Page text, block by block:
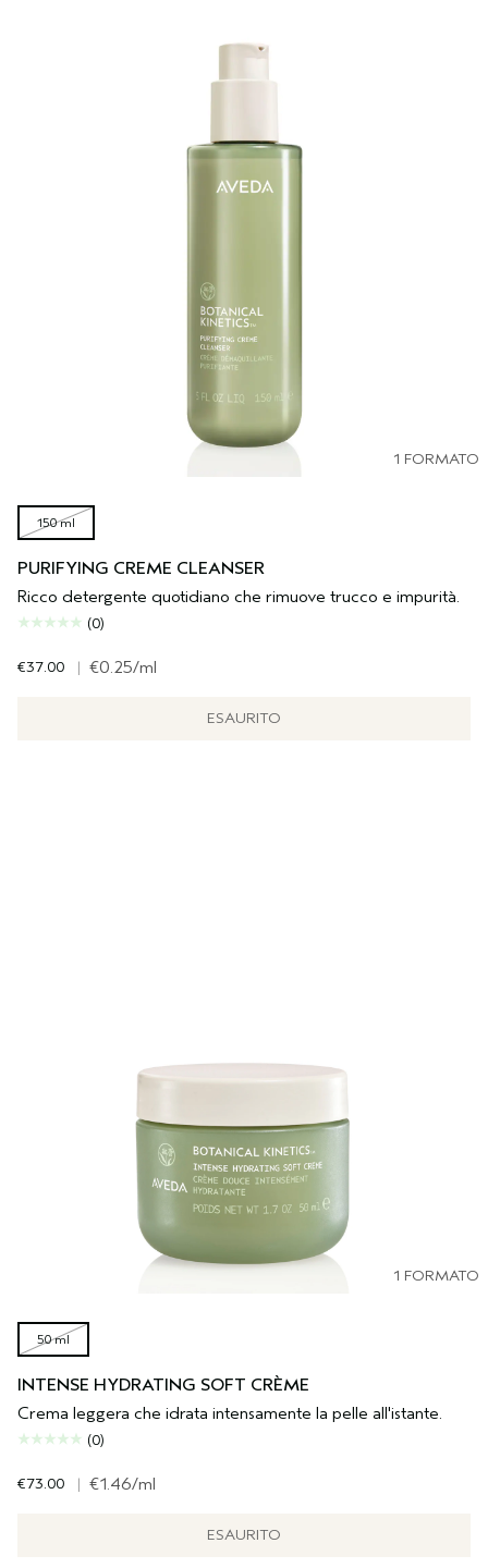
1 FORMATO
150 ml
PURIFYING CREME CLEANSER
Ricco detergente quotidiano che rimuove trucco e impurità.
(0)
€37.00 | €0.25/ml
ESAURITO
1 FORMATO
50 ml
INTENSE HYDRATING SOFT CRÈME
Crema leggera che idrata intensamente la pelle all'istante.
(0)
€73.00 | €1.46/ml
ESAURITO